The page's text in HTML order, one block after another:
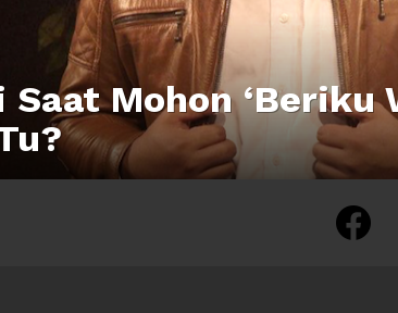
Saat Mohon ‘Beriku